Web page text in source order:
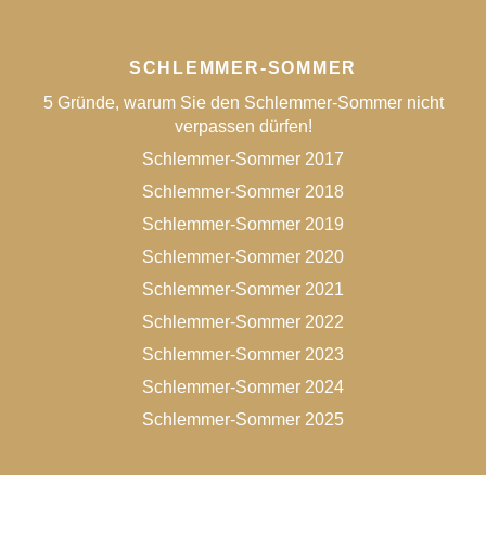
SCHLEMMER-SOMMER
5 Gründe, warum Sie den Schlemmer-Sommer nicht
verpassen dürfen!
Schlemmer-Sommer 2017
Schlemmer-Sommer 2018
Schlemmer-Sommer 2019
Schlemmer-Sommer 2020
Schlemmer-Sommer 2021
Schlemmer-Sommer 2022
Schlemmer-Sommer 2023
Schlemmer-Sommer 2024
Schlemmer-Sommer 2025